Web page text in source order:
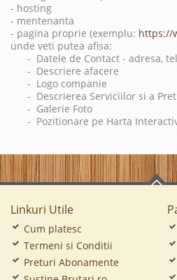
- hosting
- mentenanta
- pagina proprie (exemplu: https://
unde veti putea afisa:
- Datele de Contact - adresa,
- Descriere afacere
- Logo companie
- Descrierea Serviciilor si a
- Galerie Foto
- Pozitionare pe Harta
Linkuri Utile
Cum platesc
Termeni si Conditii
Preturi Abonamente